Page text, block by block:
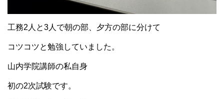
工務2人と3人で朝の部、夕方の部に分けて
コツコツと勉強していました。
山内学院講師の私自身
初の2次試験です。